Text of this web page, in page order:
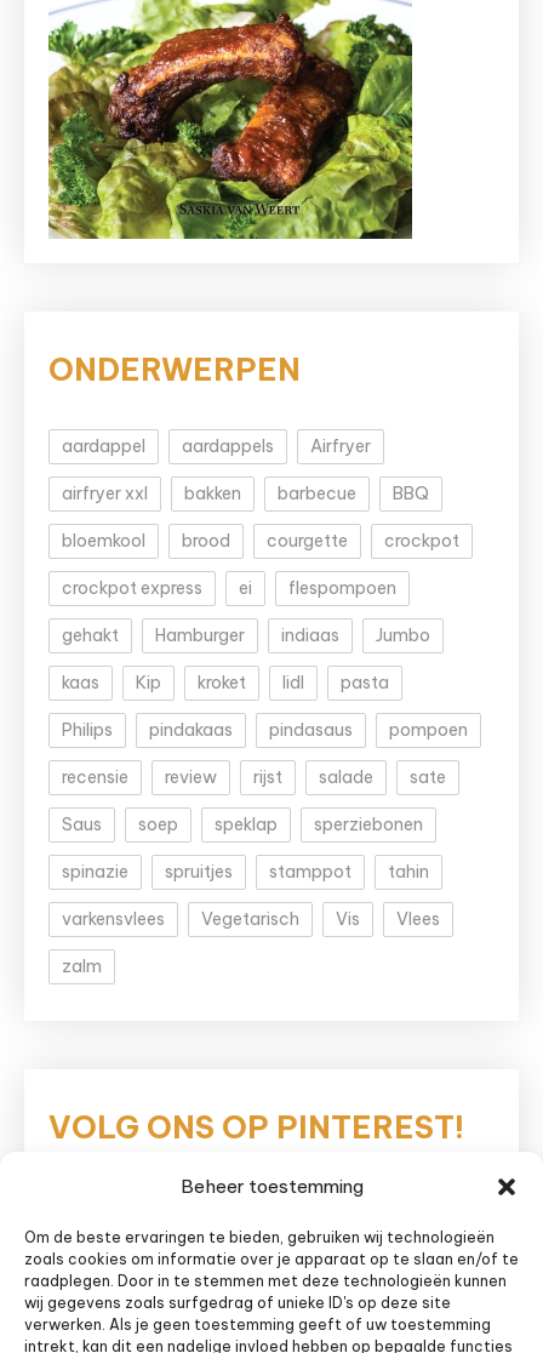
Beheer toestemming
Om de beste ervaringen te bieden, gebruiken wij technologieën
zoals cookies om informatie over je apparaat op te slaan en/of te
raadplegen. Door in te stemmen met deze technologieën kunnen
wij gegevens zoals surfgedrag of unieke ID's op deze site
verwerken. Als je geen toestemming geeft of uw toestemming
intrekt, kan dit een nadelige invloed hebben op bepaalde functies
ONDERWERPEN
aardappel aardappels Airfryer
airfryer xxl bakken barbecue BBQ
bloemkool brood courgette crockpot
crockpot express ei flespompoen
gehakt Hamburger indiaas Jumbo
kaas Kip kroket lidl pasta
Philips pindakaas pindasaus pompoen
recensie review rijst salade sate
Saus soep speklap sperziebonen
spinazie spruitjes stamppot tahin
varkensvlees Vegetarisch Vis Vlees
zalm
VOLG ONS OP PINTEREST!